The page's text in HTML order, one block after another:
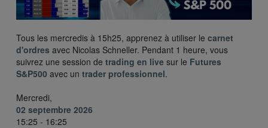
Tous les mercredis à 15h25, apprenez à utiliser le carnet
d'ordres avec Nicolas Schneller. Pendant 1 heure, vous
suivrez une session de trading en live sur le Futures
S&P500 avec un trader professionnel.
Mercredi,
02 septembre 2026
15:25 - 16:25